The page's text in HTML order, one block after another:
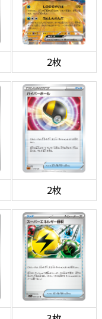
2枚
2枚